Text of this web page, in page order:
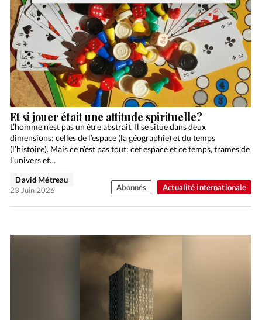
Actualité internationale
Et si jouer était une attitude spirituelle?
L’homme n’est pas un être abstrait. Il se situe dans deux
dimensions: celles de l’espace (la géographie) et du temps
(l’histoire). Mais ce n’est pas tout: cet espace et ce temps, trames de
l’univers et…
David Métreau
23 Juin 2026
Abonnés